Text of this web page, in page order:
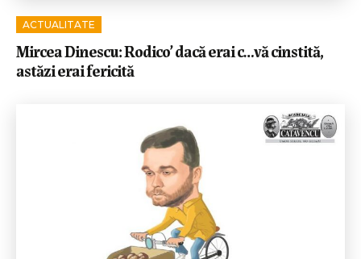
ACTUALITATE
Mircea Dinescu: Rodico’ dacă erai c…vă cinstită,
astăzi erai fericită